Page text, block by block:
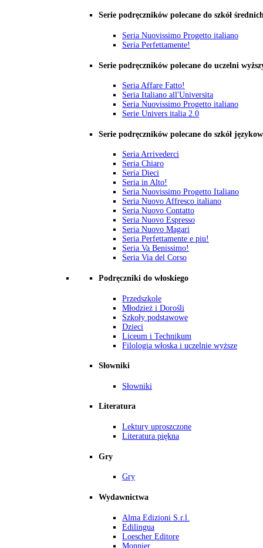
Serie podręczników polecane do szkół
Seria Nuovissimo Progetto italiano
Seria Perfettamente!
Serie podręczników polecane do uczelni
Seria Affare Fatto!
Seria Italiano all'Universita
Seria Nuovissimo Progetto italiano
Serie Univers italia 2.0
Serie podręczników polecane do szkół
Seria Arrivederci
Seria Chiaro
Seria Dieci
Seria in Alto!
Seria Nuovissimo Progetto Italiano
Seria Nuovo Affresco italiano
Seria Nuovo Contatto
Seria Nuovo Espresso
Seria Nuovo Magari
Seria Perfettamente e piu!
Seria Va Benissimo!
Seria Via del Corso
Podręczniki do włoskiego
Przedszkole
Młodzież i Dorośli
Szkoły podstawowe
Dzieci
Liceum i Technikum
Filologia włoska i uczelnie wyższe
Słowniki
Słowniki
Literatura
Lektury uproszczone
Literatura piękna
Gry
Gry
Wydawnictwa
Alma Edizioni S.r.l.
Edilingua
Loescher Editore
Monnier